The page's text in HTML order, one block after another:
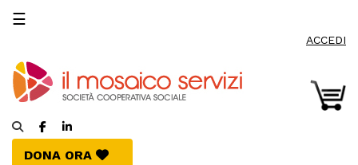
☰
ACCEDI
Facebook
(si
apre
(si
apre
DONA ORA